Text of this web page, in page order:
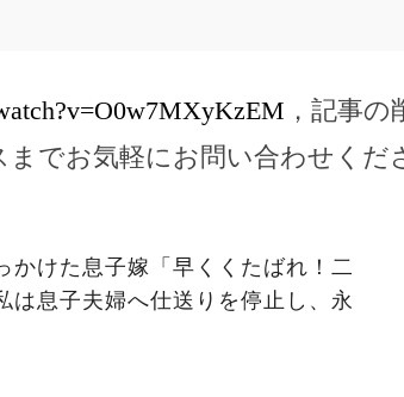
，記事
でお気軽にお問い合わせくだ
かけた息子嫁「早くくたばれ！二
息子夫婦へ仕送りを停止し、永